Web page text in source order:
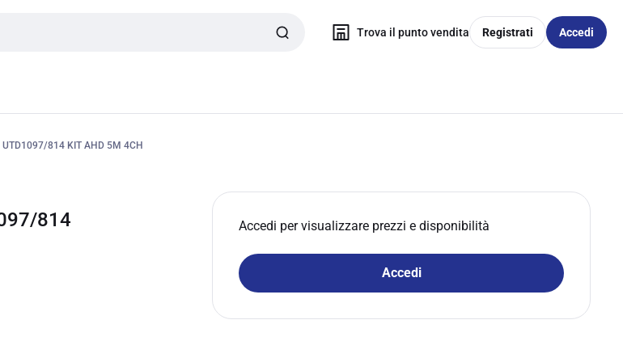
Trova il punto vendita Registrati Accedi
UTD1097/814 KIT AHD 5M 4CH
814 Accedi per visualizzare prezzi e disponibilità
Accedi